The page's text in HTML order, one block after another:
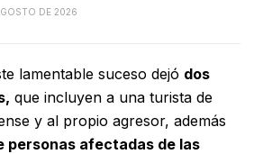
DE 2026
lamentable suceso dejó dos
que incluyen a una turista de
y al propio agresor, además
personas afectadas de las